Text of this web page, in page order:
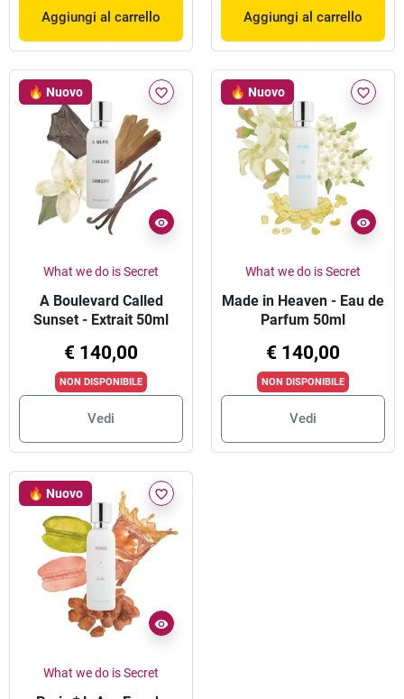
Aggiungi al carrello Aggiungi al carrello
🔥 Nuovo favorite_border
What we do is Secret
A Boulevard Called
Sunset - Extrait 50ml
€ 140,00
NON DISPONIBILE
Vedi
🔥 Nuovo favorite_border
What we do is Secret
Made in Heaven - Eau de
Parfum 50ml
€ 140,00
NON DISPONIBILE
Vedi
🔥 Nuovo favorite_border
What we do is Secret